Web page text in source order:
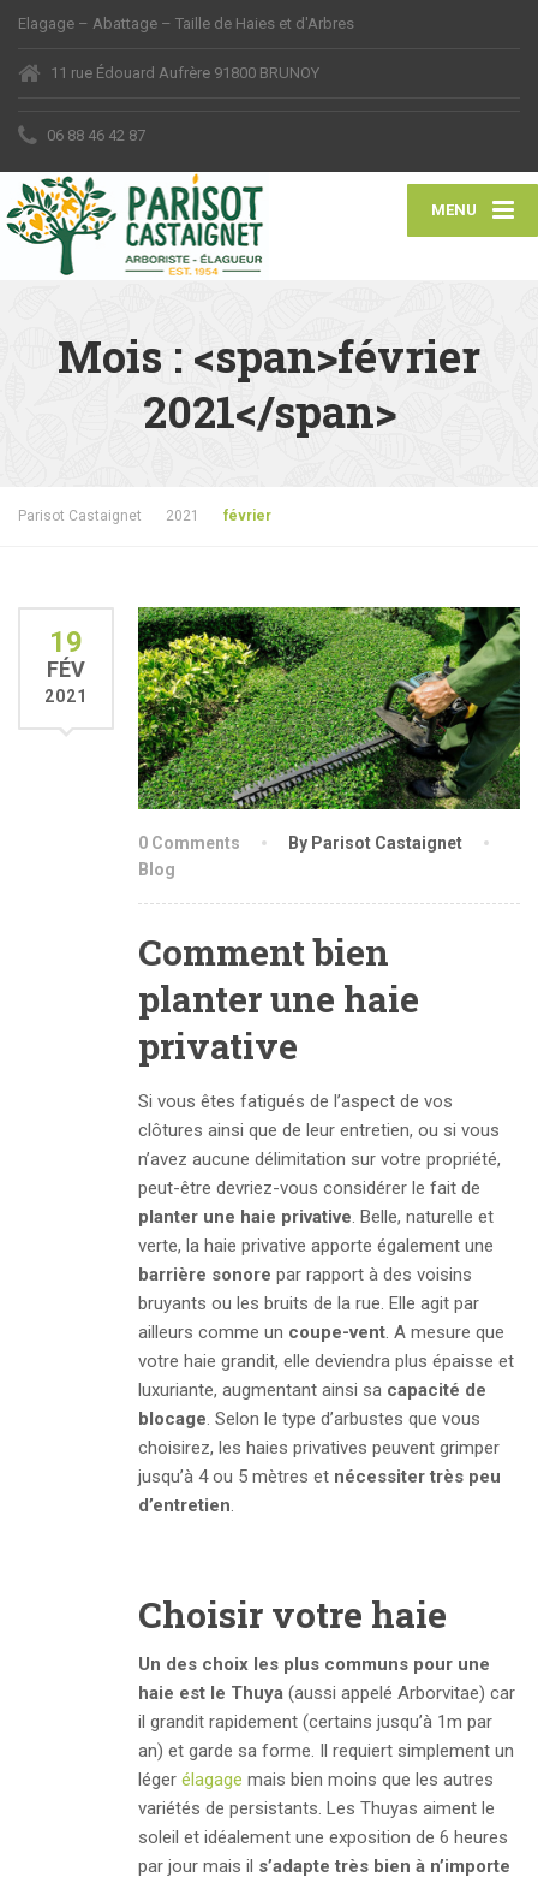
Elagage – Abattage – Taille de Haies et d'Arbres
11 rue Édouard Aufrère 91800 BRUNOY
06 88 46 42 87
MENU
Mois : <span>février
2021</span>
Parisot Castaignet 2021 février
19
FÉV
2021
0 Comments
By Parisot Castaignet
Blog
Comment bien
planter une haie
privative
Si vous êtes fatigués de l’aspect de vos
clôtures ainsi que de leur entretien, ou si vous
n’avez aucune délimitation sur votre propriété,
peut-être devriez-vous considérer le fait de
planter une haie privative. Belle, naturelle et
verte, la haie privative apporte également une
barrière sonore par rapport à des voisins
bruyants ou les bruits de la rue. Elle agit par
ailleurs comme un coupe-vent. A mesure que
votre haie grandit, elle deviendra plus épaisse et
luxuriante, augmentant ainsi sa capacité de
blocage. Selon le type d’arbustes que vous
choisirez, les haies privatives peuvent grimper
jusqu’à 4 ou 5 mètres et nécessiter très peu
d’entretien.
Choisir votre haie
Un des choix les plus communs pour une
haie est le Thuya (aussi appelé Arborvitae) car
il grandit rapidement (certains jusqu’à 1m par
an) et garde sa forme. Il requiert simplement un
léger élagage mais bien moins que les autres
variétés de persistants. Les Thuyas aiment le
soleil et idéalement une exposition de 6 heures
par jour mais il s’adapte très bien à n’importe